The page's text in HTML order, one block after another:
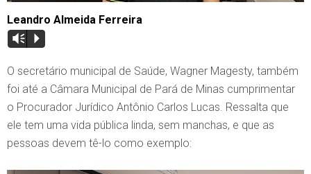
Leandro Almeida Ferreira
Vm P
O secretário municipal de Saúde, Wagner Magesty, também
foi até a Câmara Municipal de Pará de Minas cumprimentar
o Procurador Jurídico Antônio Carlos Lucas. Ressalta que
ele tem uma vida pública linda, sem manchas, e que as
pessoas devem tê-lo como exemplo: